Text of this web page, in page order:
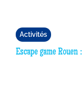
Activités
Escape game